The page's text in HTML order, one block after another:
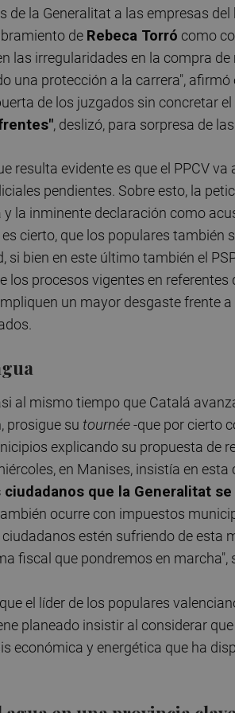
de la Generalitat a las empresas
de Rebeca Torró como
las irregularidades en la compra
una protección a la carrera",
de los juzgados sin concretar
, deslizó, para sorpresa de
resulta evidente es que el PPCV
pendientes. Sobre esto, la
la inminente declaración como
es cierto, que los populares
si bien en este último también el
los procesos vigentes en
un mayor desgaste frente
al mismo tiempo que Catalá
prosigue su tournée-que por cierto
explicando su propuesta de
en Manises, insistía en esta
ciudadanos que la Generalitat
ocurre con impuestos
ciudadanos estén sufriendo de
fiscal que pondremos en marcha",
el líder de los populares
planeado insistir al considerar
económica y energética que ha